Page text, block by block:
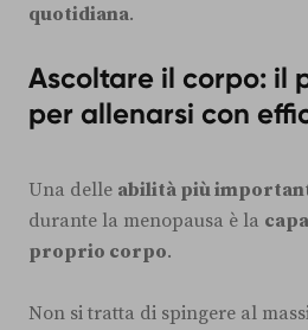
quotidiana.
Ascoltare il corpo: il
per allenarsi con
Una delle abilità più
durante la menopausa è la
proprio corpo.
Non si tratta di spingere al